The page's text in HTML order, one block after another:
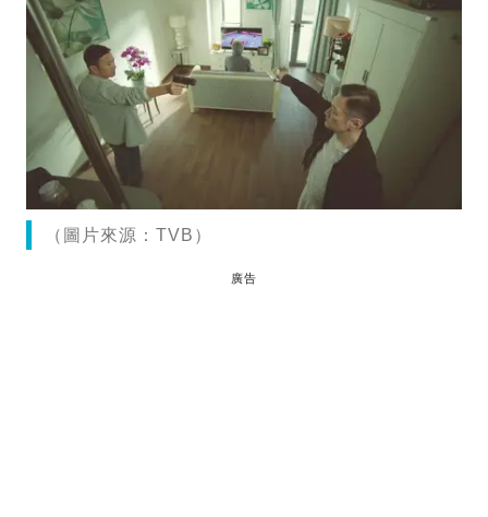
（圖片來源：TVB）
廣告